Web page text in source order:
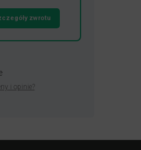
zwrotu
i opinie?